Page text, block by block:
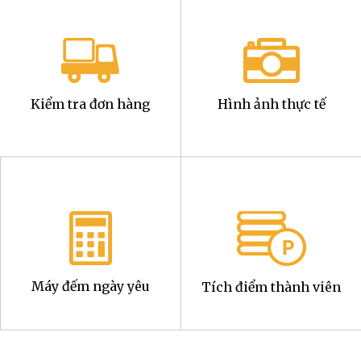
Kiểm tra đơn hàng Hình ảnh thực tế
Máy đếm ngày yêu Tích điểm thành viên